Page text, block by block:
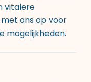
vitalere
ons op voor
mogelijkheden.